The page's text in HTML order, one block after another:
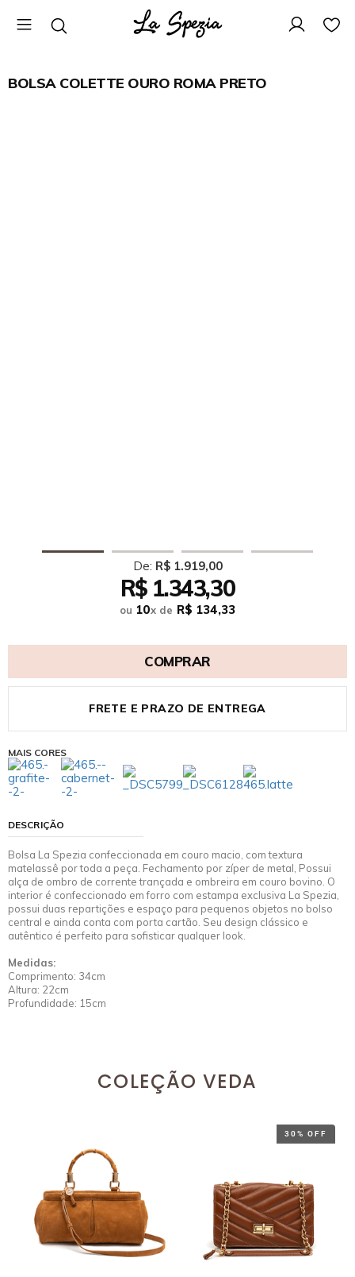
BOLSA COLETTE OURO ROMA PRETO
De: R$ 1.919,00
R$ 1.343,30
ou 10x de R$ 134,33
COMPRAR
FRETE E PRAZO DE ENTREGA
MAIS CORES
DESCRIÇÃO
Bolsa La Spezia confeccionada em couro macio, com textura
matelassê por toda a peça. Fechamento por zíper de metal, Possui
alça de ombro de corrente trançada e ombreira em couro bovino. O
interior é confeccionado em forro com estampa exclusiva La Spezia,
possui duas repartições e espaço para pequenos objetos no bolso
central e ainda conta com porta cartão. Seu design clássico e
autêntico é perfeito para sofisticar qualquer look.
Medidas:
Comprimento: 34cm
Altura: 22cm
Profundidade: 15cm
COLEÇÃO VEDA
30% OFF